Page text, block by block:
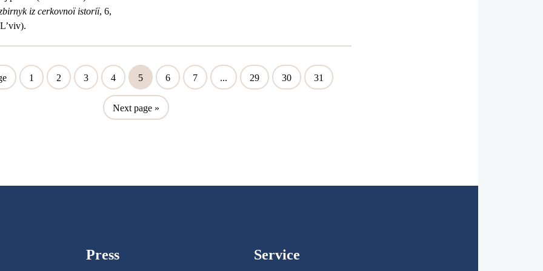
iz cerkovnoï istoriï, 6,
1 2 3 4 5 6 7 ... 29 30 31
Next page»
Press Service